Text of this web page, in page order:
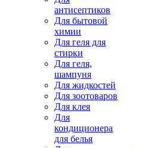
антисептиков
Для бытовой
химии
Для геля для
стирки
Для геля,
шампуня
Для жидкостей
Для зоотоваров
Для клея
Для
кондиционера
для белья